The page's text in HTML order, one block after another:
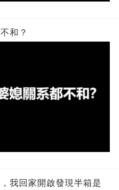
和？
我回家開啟發現半箱是